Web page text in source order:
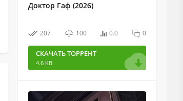
Доктор Гаф (2026)
207 100 0.0 0
СКАЧАТЬ ТОРРЕНТ
4.6 KB